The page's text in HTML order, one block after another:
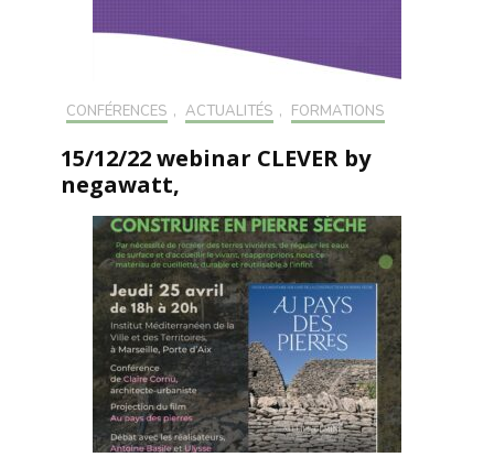
CONFÉRENCES , ACTUALITÉS , FORMATIONS
15/12/22 webinar CLEVER by
negawatt,